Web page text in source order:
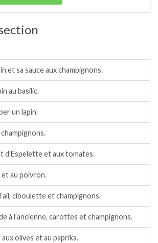
et sa sauce aux champignons.
au basilic.
un lapin.
champignons.
d’Espelette et aux tomates.
et au poivron.
ciboulette et champignons.
à l’ancienne, carottes et champignons.
olives et au paprika.